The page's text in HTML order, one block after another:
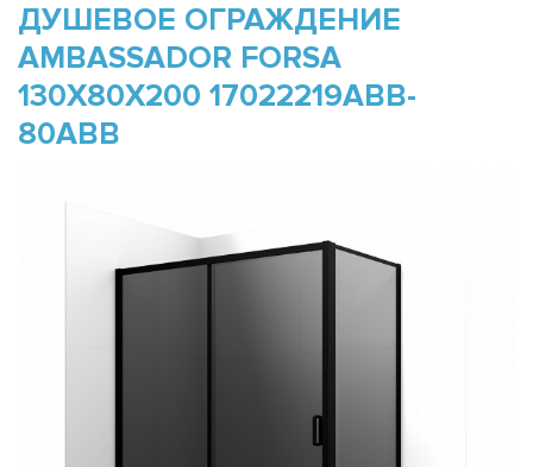
ДУШЕВОЕ ОГРАЖДЕНИЕ
AMBASSADOR FORSA
130X80X200 17022219ABB-
80ABB